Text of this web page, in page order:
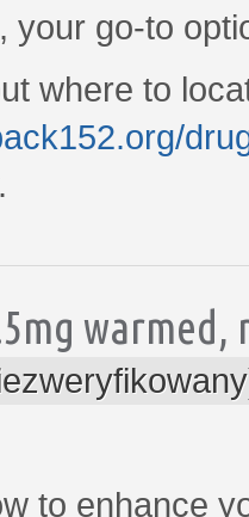
your go-to
where to
warmed,
to enhance